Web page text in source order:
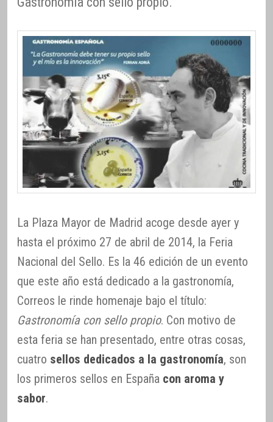
La Plaza Mayor de Madrid acoge desde ayer y
hasta el próximo 27 de abril de 2014, la Feria
Nacional del Sello. Es la 46 edición de un evento
que este año está dedicado a la gastronomía,
Correos le rinde homenaje bajo el título:
Gastronomía con sello propio. Con motivo de
esta feria se han presentado, entre otras cosas,
cuatro sellos dedicados a la gastronomía, son
los primeros sellos en España con aroma y
sabor.